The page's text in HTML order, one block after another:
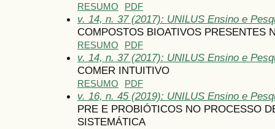
RESUMO PDF
v. 14, n. 37 (2017): UNILUS Ensino e
COMPOSTOS BIOATIVOS PRESENTES
RESUMO PDF
v. 14, n. 37 (2017): UNILUS Ensino e
COMER INTUITIVO
RESUMO PDF
v. 16, n. 45 (2019): UNILUS Ensino e
PRE E PROBIÓTICOS NO PROCESSO
SISTEMÁTICA